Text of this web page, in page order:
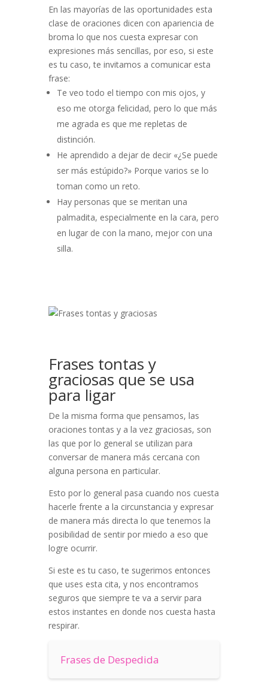
En las mayorías de las oportunidades esta
clase de oraciones dicen con apariencia de
broma lo que nos cuesta expresar con
expresiones más sencillas, por eso, si este
es tu caso, te invitamos a comunicar esta
frase:
Te veo todo el tiempo con mis ojos, y
eso me otorga felicidad, pero lo que más
me agrada es que me repletas de
distinción.
He aprendido a dejar de decir «¿Se puede
ser más estúpido?» Porque varios se lo
toman como un reto.
Hay personas que se meritan una
palmadita, especialmente en la cara, pero
en lugar de con la mano, mejor con una
silla.
Frases tontas y
graciosas que se usa
para ligar
De la misma forma que pensamos, las
oraciones tontas y a la vez graciosas, son
las que por lo general se utilizan para
conversar de manera más cercana con
alguna persona en particular.
Esto por lo general pasa cuando nos cuesta
hacerle frente a la circunstancia y expresar
de manera más directa lo que tenemos la
posibilidad de sentir por miedo a eso que
logre ocurrir.
Si este es tu caso, te sugerimos entonces
que uses esta cita, y nos encontramos
seguros que siempre te va a servir para
estos instantes en donde nos cuesta hasta
respirar.
Frases de Despedida